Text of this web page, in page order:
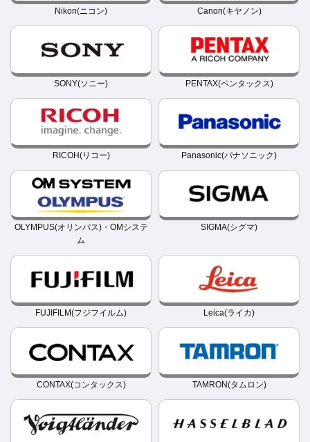
Nikon(ニコン) Canon(キヤノン)
SONY(ソニー) PENTAX(ペンタックス)
RICOH(リコー) Panasonic(パナソニック)
OLYMPUS(オリンパス)・OMシステ
ム
SIGMA(シグマ)
FUJIFILM(フジフイルム) Leica(ライカ)
CONTAX(コンタックス) TAMRON(タムロン)